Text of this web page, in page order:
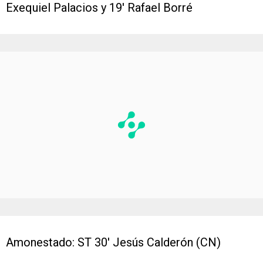
Exequiel Palacios y 19′ Rafael Borré
Amonestado: ST 30′ Jesús Calderón (CN)